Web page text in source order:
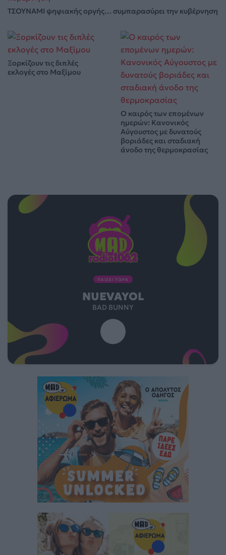
ΤΣΟΥΝΑΜΙ ψηφιακής οργής… συμπαρασύρει την κυβέρνηση
Ξορκίζουν τις διπλές
εκλογές στο Μαξίμου
Ο καιρός των επομένων
ημερών: Κανονικός
Αύγουστος με δυνατούς
βοριάδες και σταδιακή
άνοδο της θερμοκρασίας
ΠΑΙΖΕΙ ΤΩΡΑ
NUEVAYOL
BAD BUNNY